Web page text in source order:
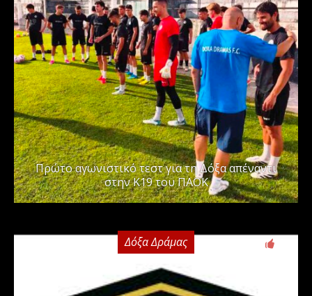
Πρώτο αγωνιστικό τεστ για τη Δόξα απέναντι
στην Κ19 του ΠΑΟΚ
Δόξα Δράμας